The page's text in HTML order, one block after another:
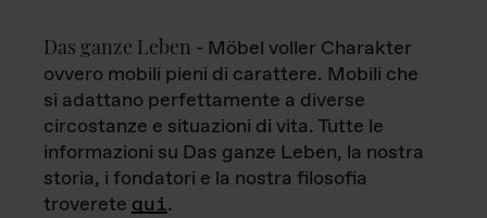
Das ganze Leben - Möbel voller Charakter
ovvero mobili pieni di carattere. Mobili che
si adattano perfettamente a diverse
circostanze e situazioni di vita. Tutte le
informazioni su Das ganze Leben, la nostra
storia, i fondatori e la nostra filosofia
troverete qui.